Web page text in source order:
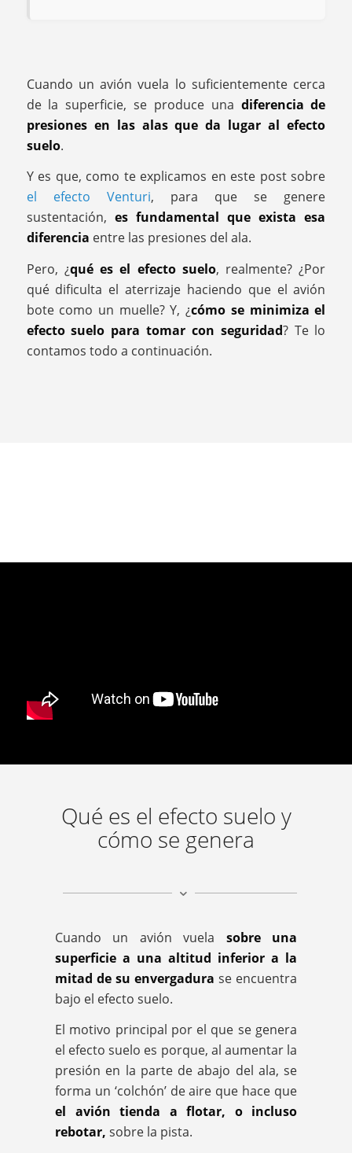
Cuando un avión vuela lo suficientemente cerca
de la superficie, se produce una diferencia de
presiones en las alas que da lugar al efecto
suelo.
Y es que, como te explicamos en este post sobre
el efecto Venturi, para que se genere
sustentación, es fundamental que exista esa
diferencia entre las presiones del ala.
Pero, ¿qué es el efecto suelo, realmente? ¿Por
qué dificulta el aterrizaje haciendo que el avión
bote como un muelle? Y, ¿cómo se minimiza el
efecto suelo para tomar con seguridad? Te lo
contamos todo a continuación.
Qué es el efecto suelo y
cómo se genera
Cuando un avión vuela sobre una
superficie a una altitud inferior a la
mitad de su envergadura se encuentra
bajo el efecto suelo.
El motivo principal por el que se genera
el efecto suelo es porque, al aumentar la
presión en la parte de abajo del ala, se
forma un ‘colchón’ de aire que hace que
el avión tienda a flotar, o incluso
rebotar, sobre la pista.